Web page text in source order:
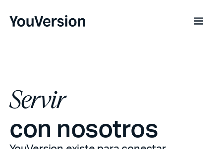
Servir
con nosotros